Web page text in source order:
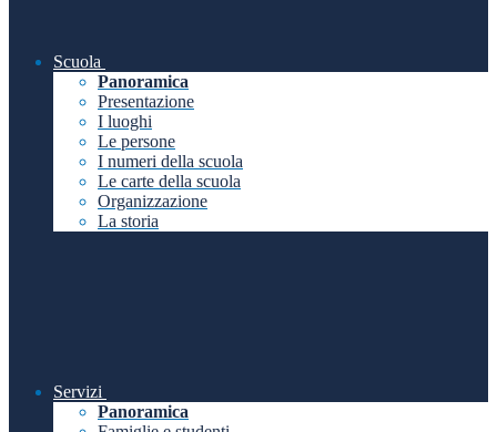
Scuola
Panoramica
Presentazione
I luoghi
Le persone
I numeri della scuola
Le carte della scuola
Organizzazione
La storia
Servizi
Panoramica